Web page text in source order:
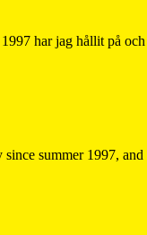
1997 har jag hållit på
summer 1997,